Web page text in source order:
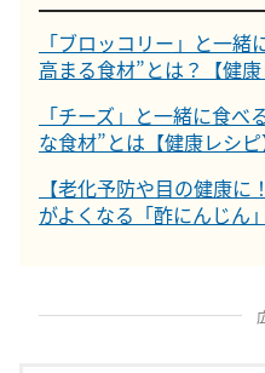
「ブロッコリー」と一
高まる食材”とは？【健康
「チーズ」と一緒に食
な食材”とは【健康レシピ
【老化予防や目の健康
がよくなる「酢にんじん